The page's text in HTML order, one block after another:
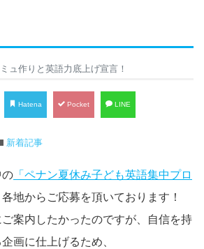
ュ作りと英語力底上げ宣言！
Hatena Pocket LINE
新着記事
の 「ペナン夏休み子ども英語集中プロ
各地からご応募を頂いております！
案内したかったのですが、自信を持
画に仕上げるため、